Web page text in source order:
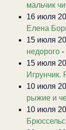
мальчик
16 июля
Елена
15 июля
недорого -
15 июля
Игрунчик.
10 июля
рыжие и
10 июля